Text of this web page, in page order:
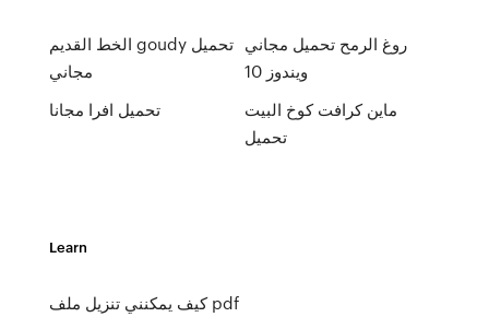
الخط القديم goudy تحميل
مجاني
تحميل افرا مجانا
روغ الرمح تحميل مجاني
ويندوز 10
ماين كرافت كوخ البيت
تحميل
Learn
كيف يمكنني تنزيل ملف pdf